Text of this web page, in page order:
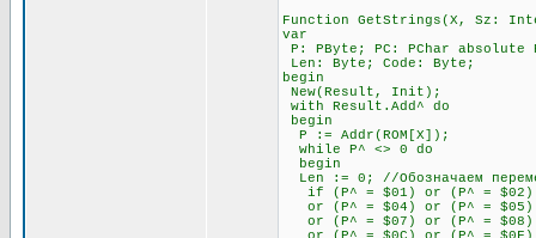
Function GetStrings(X, Sz:
var
P: PByte; PC: PChar absolute
Len: Byte; Code: Byte;
begin
New(Result, Init);
with Result.Add^ do
begin
P := Addr(ROM[X]);
while P^ <> 0 do
begin
Len := 0; //Обозначаем
if (P^ = $01) or (P^ = $02) or
or (P^ = $04) or (P^ = $05) or
or (P^ = $07) or (P^ = $08)